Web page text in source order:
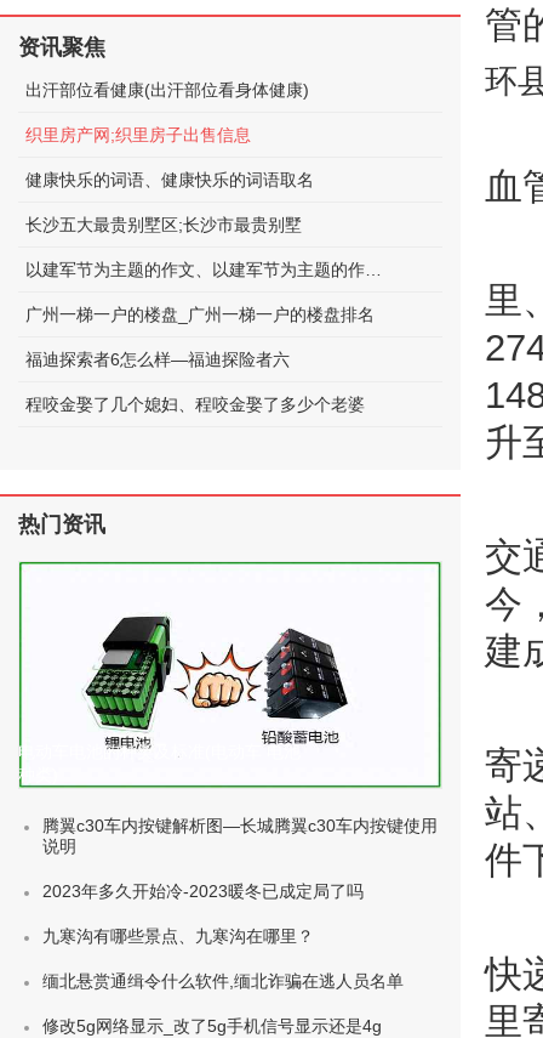
管
环
血
里
升
交
今
建
寄
站
件
快
里
资讯聚焦
出汗部位看健康(出汗部位看身体健康)
织里房产网;织里房子出售信息
健康快乐的词语、健康快乐的词语取名
长沙五大最贵别墅区;长沙市最贵别墅
广州一梯一户的楼盘_广州一梯一户的楼盘排名
福迪探索者6怎么样—福迪探险者六
程咬金娶了几个媳妇、程咬金娶了多少个老婆
热门资讯
电动车电池的种类及标准(电动车 电池
种类)
腾翼c30车内按键解析图—长城腾翼c30车内按键使用
说明
2023年多久开始冷-2023暖冬已成定局了吗
九寒沟有哪些景点、九寒沟在哪里？
缅北悬赏通缉令什么软件,缅北诈骗在逃人员名单
修改5g网络显示_改了5g手机信号显示还是4g